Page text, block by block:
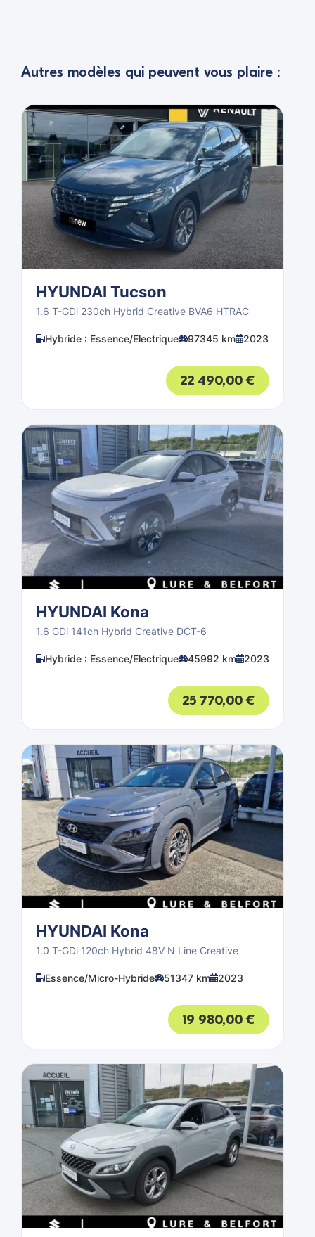
Autres modèles qui peuvent vous plaire :
HYUNDAI Tucson
1.6 T-GDi 230ch Hybrid Creative BVA6 HTRAC
Hybride : Essence/Electrique 97345 km 2023
22 490,00€
HYUNDAI Kona
1.6 GDi 141ch Hybrid Creative DCT-6
Hybride : Essence/Electrique 45992 km 2023
25 770,00€
HYUNDAI Kona
1.0 T-GDi 120ch Hybrid 48V N Line Creative
Essence/Micro-Hybride 51347 km 2023
19 980,00€